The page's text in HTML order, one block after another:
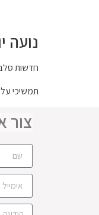
נועה
חדשות
תמשיכי
צור